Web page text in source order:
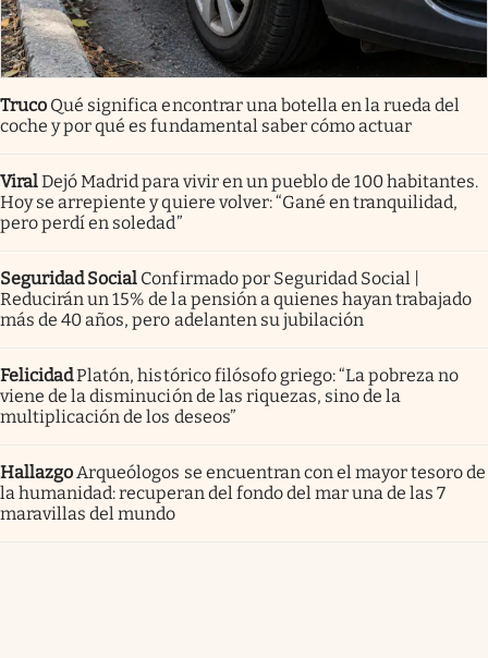
Truco Qué significa encontrar una botella en la rueda del
coche y por qué es fundamental saber cómo actuar
ViralDejó Madrid para vivir en un pueblo de 100 habitantes.
Hoy se arrepiente y quiere volver: “Gané en tranquilidad,
pero perdí en soledad”
Seguridad Social Confirmado por Seguridad Social |
Reducirán un 15% de la pensión a quienes hayan trabajado
más de 40 años, pero adelanten su jubilación
FelicidadPlatón, histórico filósofo griego: “La pobreza no
viene de la disminución de las riquezas, sino de la
multiplicación de los deseos”
Hallazgo Arqueólogos se encuentran con el mayor tesoro de
la humanidad: recuperan del fondo del mar una de las 7
maravillas del mundo